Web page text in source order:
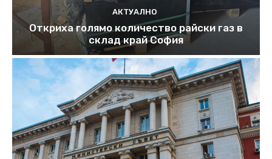
АКТУАЛНО
Откриха голямо количество райски газ в
склад край София